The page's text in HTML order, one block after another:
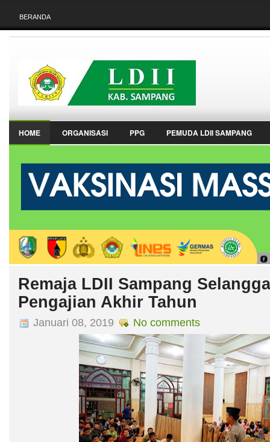
BERANDA
HOME ORGANISASI PPG PEMUDA LDII SAMPANG
Remaja LDII Sampang
Pengajian Akhir Tahun
Januari 08, 2019 No comments